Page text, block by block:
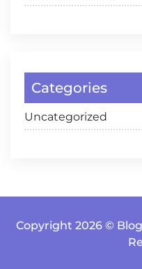
Categories
Uncategorized
Copyright 2026 ©